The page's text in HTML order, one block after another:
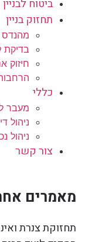
ביטוח לבניין
תחזוק בניין
מהנדס
בדיקת
חיזוק
כללי
מעבר
ניהול
ניהול
צור קשר
מאמרים
תחזוקת צנרת